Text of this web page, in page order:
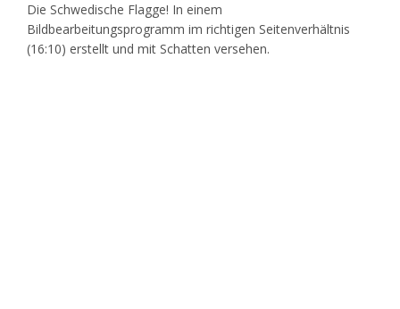
Die Schwedische Flagge! In einem
Bildbearbeitungsprogramm im richtigen Seitenverhältnis
(16:10) erstellt und mit Schatten versehen.